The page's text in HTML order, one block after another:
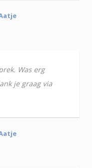
Was erg
je graag via